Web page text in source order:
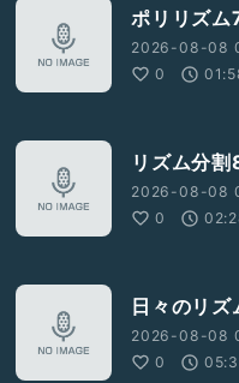
ポリリズム
2026-08-08
0
リズム分
2026-08-08
0
日々のリズ
2026-08-08
0